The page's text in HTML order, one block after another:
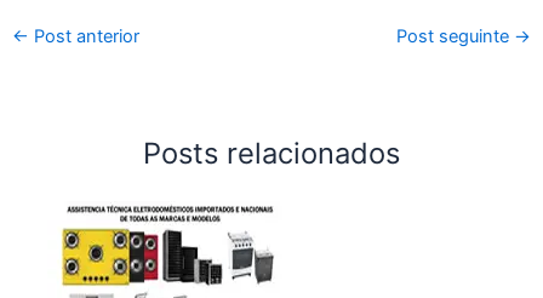
← Post anterior Post seguinte →
Posts relacionados